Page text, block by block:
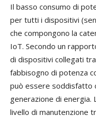
Il basso consumo di
per tutti i dispositivi
che compongono la
IoT. Secondo un
di dispositivi collegati
fabbisogno di potenza
può essere soddisfatto
generazione di energia.
livello di manutenzione